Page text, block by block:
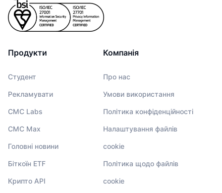
Продукти
Студент
Рекламувати
CMC Labs
CMC Max
Головні новини
Біткоїн ETF
Крипто API
Компанія
Про нас
Умови використання
Політика конфіденційності
Налаштування файлів
cookie
Політика щодо файлів
cookie